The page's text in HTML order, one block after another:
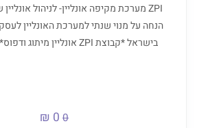
הנחה על מנוי שנתי למערכת האונליין
בישראל *קבוצת ZPI אונליין מיתוג ודפוס* עם פתרון ...
0